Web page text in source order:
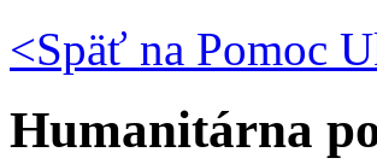
<Späť na Pomoc
Humanitárna